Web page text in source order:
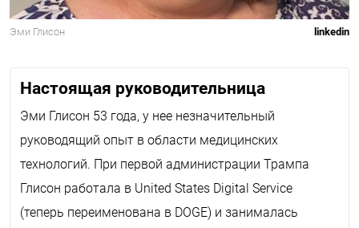
Эми Глисон linkedin
Настоящая руководительница
Эми Глисон 53 года, у нее незначительный
руководящий опыт в области медицинских
технологий. При первой администрации Трампа
Глисон работала в United States Digital Service
(теперь переименована в DOGE) и занималась